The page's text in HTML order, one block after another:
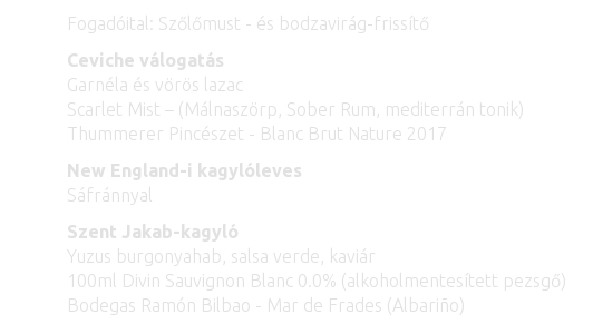
Fogadóital: Szőlőmust - és bodzavirág-frissítő
Ceviche válogatás
Garnéla és vörös lazac
Scarlet Mist – (Málnaszörp, Sober Rum, mediterrán tonik)
Thummerer Pincészet - Blanc Brut Nature 2017
New England-i kagylóleves
Sáfránnyal
Szent Jakab-kagyló
Yuzus burgonyahab, salsa verde, kaviár
100ml Divin Sauvignon Blanc 0.0% (alkoholmentesített pezsgő)
Bodegas Ramón Bilbao - Mar de Frades (Albariño)